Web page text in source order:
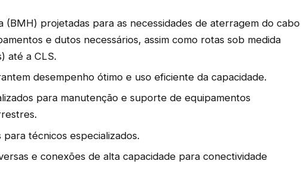
(BMH) projetadas para as necessidades de aterragem do cabo
e dutos necessários, assim como rotas sob medida
até a CLS.
desempenho ótimo e uso eficiente da capacidade.
para manutenção e suporte de equipamentos
técnicos especializados.
e conexões de alta capacidade para conectividade